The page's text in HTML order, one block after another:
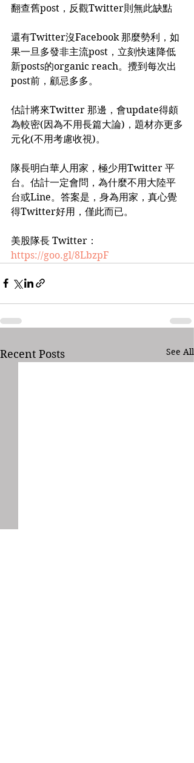
翻查舊post，反觀Twitter則無此缺點
還有Twitter沒Facebook 那麼勢利，如
果一旦多發非主流post，立刻快速降低
新posts的organic reach。攪到每次出
post前，顧忌多多。
估計將來Twitter 那邊，會update得頗
為較密(因為不用長篇大論)，題材亦更多
元化(不用考慮收視)。
隊長明白華人用家，極少用Twitter 平
台。估計一定會問，為什麼不用大陸平
台或Line。答案是，身為用家，真心覺
得Twitter好用，僅此而已。
美股隊長 Twitter：
https://goo.gl/8LbzpF
Recent Posts See All